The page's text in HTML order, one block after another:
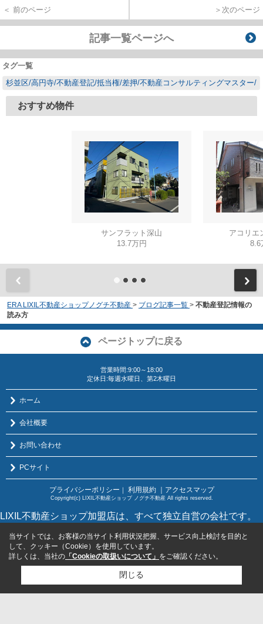
＜ 前のページ ＞次のページ
記事一覧ページへ
タグ一覧
杉並区/高円寺/不動産登記/抵当権/差押/不動産コンサルティングマスター/
おすすめ物件
サンフラット深山
13.7万円
アコリエ
8.6
ERA LIXIL不動産ショップノグチ不動産 > ブログ記事一覧 > 不動産登記情報の
読み方
ページトップに戻る
営業時間:9:00～18:00
定休日:毎週水曜日、第2木曜日
ホーム
会社概要
お問い合わせ
PCサイト
プライバシーポリシー ｜ 利用規約 ｜アクセスマップ
Copyright(c) LIXIL不動産ショップ ノグチ不動産 All rights reserved.
LIXIL不動産ショップ加盟店は、すべて独立自営の会社です。
当サイトでは、お客様の当サイト利用状況把握、サービス向上検討を目的と
して、クッキー（Cookie）を使用しています。
詳しくは、当社の 「Cookieの取扱いについて」 をご確認ください。
閉じる